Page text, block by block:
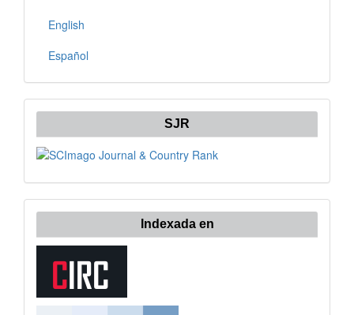
English
Español
SJR
Indexada en